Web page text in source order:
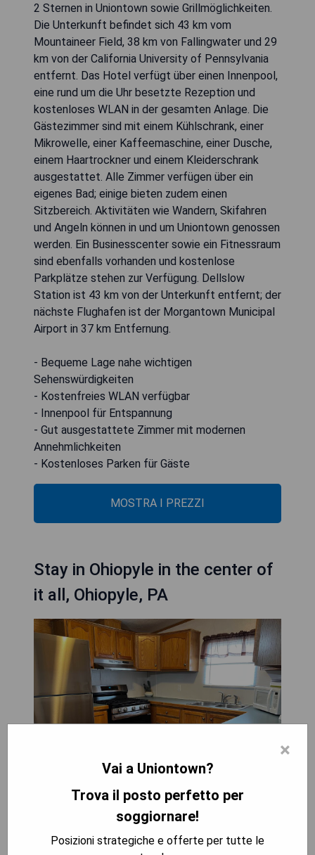
2 Sternen in Uniontown sowie Grillmöglichkeiten.
Die Unterkunft befindet sich 43 km vom
Mountaineer Field, 38 km von Fallingwater und 29
km von der California University of Pennsylvania
entfernt. Das Hotel verfügt über einen Innenpool,
eine rund um die Uhr besetzte Rezeption und
kostenloses WLAN in der gesamten Anlage. Die
Gästezimmer sind mit einem Kühlschrank, einer
Mikrowelle, einer Kaffeemaschine, einer Dusche,
einem Haartrockner und einem Kleiderschrank
ausgestattet. Alle Zimmer verfügen über ein
eigenes Bad; einige bieten zudem einen
Sitzbereich. Aktivitäten wie Wandern, Skifahren
und Angeln können in und um Uniontown genossen
werden. Ein Businesscenter sowie ein Fitnessraum
sind ebenfalls vorhanden und kostenlose
Parkplätze stehen zur Verfügung. Dellslow
Station ist 43 km von der Unterkunft entfernt; der
nächste Flughafen ist der Morgantown Municipal
Airport in 37 km Entfernung.
- Bequeme Lage nahe wichtigen
Sehenswürdigkeiten
- Kostenfreies WLAN verfügbar
- Innenpool für Entspannung
- Gut ausgestattete Zimmer mit modernen
Annehmlichkeiten
- Kostenloses Parken für Gäste
MOSTRA I PREZZI
Stay in Ohiopyle in the center of
it all, Ohiopyle, PA
In Farmington, 6,7 km von Fallingwater und 35 km
vom Seven Springs Mountain Resort entfernt,
×
Vai a Uniontown?
Trova il posto perfetto per
soggiornare!
Posizioni strategiche e offerte per tutte le